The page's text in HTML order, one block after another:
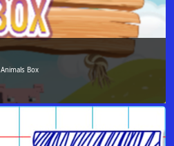
Animals Box